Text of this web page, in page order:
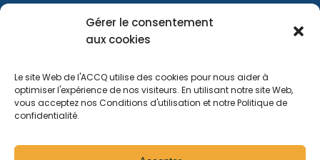
Gérer le consentement
aux cookies
Le site Web de l'ACCQ utilise des cookies pour nous aider à
optimiser l'expérience de nos visiteurs. En utilisant notre site Web,
vous acceptez nos Conditions d'utilisation et notre Politique de
confidentialité.
Portail
Tous droits réservés2026